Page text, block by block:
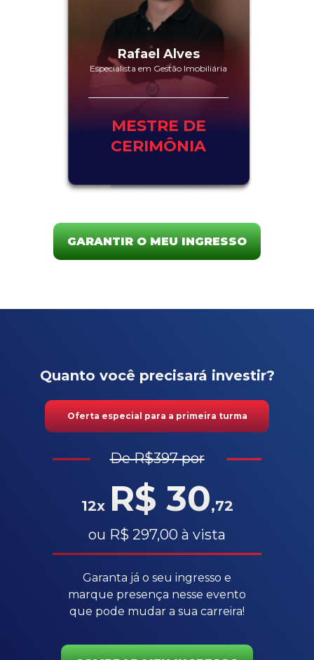
Rafael Alves
Especialista em Gestão Imobiliária
MESTRE DE
CERIMÔNIA
GARANTIR O MEU INGRESSO
Quanto você precisará investir?
Oferta especial para a primeira turma
De R$397 por
12x R$ 30,72
ou R$ 297,00 à vista
Garanta já o seu ingresso e
marque presença nesse evento
que pode mudar a sua carreira!